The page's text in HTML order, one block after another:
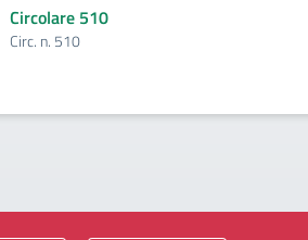
Circolare 510
Circ. n. 510